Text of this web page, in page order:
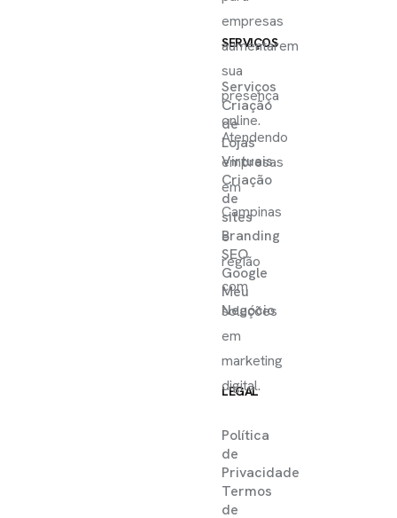
SERVIÇOS
Serviços
Criação
de
Lojas
Virtuais
Criação
de
sites
Branding
SEO
Google
Meu
Negócio
LEGAL
Política
de
Privacidade
Termos
de
empresas
aumentarem
sua
presença
online.
Atendendo
empresas
em
Campinas
e
região
com
soluções
em
marketing
digital.